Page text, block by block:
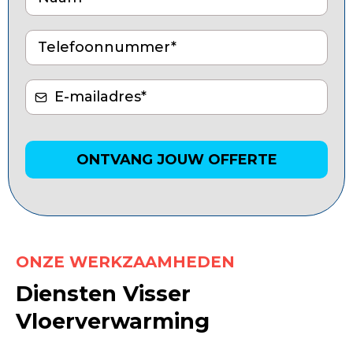
ONTVANG JOUW OFFERTE
ONZE WERKZAAMHEDEN
Diensten Visser
Vloerverwarming